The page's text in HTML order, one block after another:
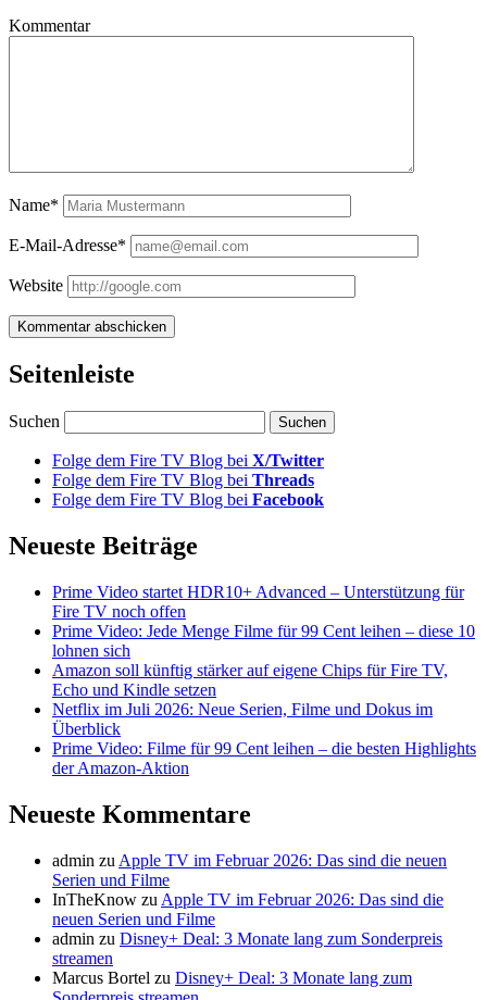
Kommentar
Name*
E-Mail-Adresse*
Website
Seitenleiste
Suchen
Folge dem Fire TV Blog bei X/Twitter
Folge dem Fire TV Blog bei Threads
Folge dem Fire TV Blog bei Facebook
Neueste Beiträge
Prime Video startet HDR10+ Advanced – Unterstützung für
Fire TV noch offen
Prime Video: Jede Menge Filme für 99 Cent leihen – diese 10
lohnen sich
Amazon soll künftig stärker auf eigene Chips für Fire TV,
Echo und Kindle setzen
Netflix im Juli 2026: Neue Serien, Filme und Dokus im
Überblick
Prime Video: Filme für 99 Cent leihen – die besten Highlights
der Amazon-Aktion
Neueste Kommentare
admin zu Apple TV im Februar 2026: Das sind die neuen
Serien und Filme
InTheKnow zu Apple TV im Februar 2026: Das sind die
neuen Serien und Filme
admin zu Disney+ Deal: 3 Monate lang zum Sonderpreis
streamen
Marcus Bortel zu Disney+ Deal: 3 Monate lang zum